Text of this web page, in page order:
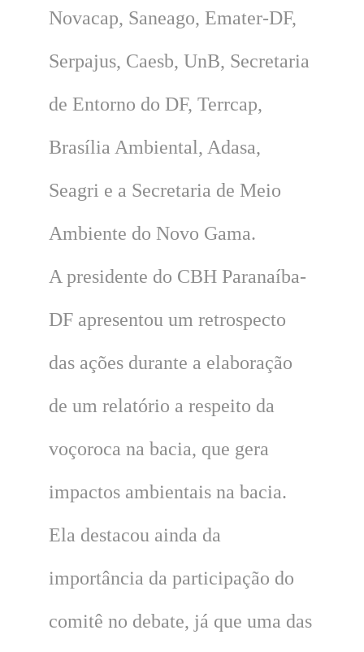
Novacap, Saneago, Emater-DF,
Serpajus, Caesb, UnB, Secretaria
de Entorno do DF, Terrcap,
Brasília Ambiental, Adasa,
Seagri e a Secretaria de Meio
Ambiente do Novo Gama.
A presidente do CBH Paranaíba-
DF apresentou um retrospecto
das ações durante a elaboração
de um relatório a respeito da
voçoroca na bacia, que gera
impactos ambientais na bacia.
Ela destacou ainda da
importância da participação do
comitê no debate, já que uma das